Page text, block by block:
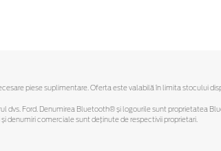
piese suplimentare. Oferta este valabilă în limita stocului
Ford. Denumirea Bluetooth® și logourile sunt proprietatea
denumiri comerciale sunt deținute de respectivii proprietari.